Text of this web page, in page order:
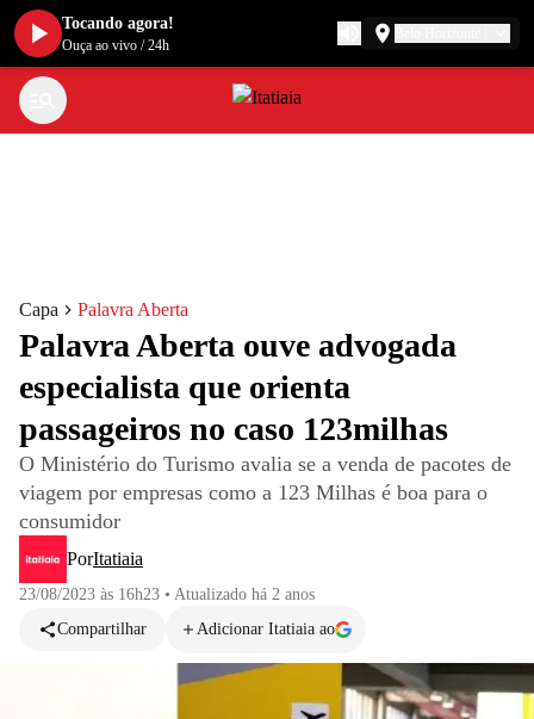
Capa Palavra Aberta
Palavra Aberta ouve advogada
especialista que orienta
passageiros no caso 123milhas
O Ministério do Turismo avalia se a venda de pacotes de
viagem por empresas como a 123 Milhas é boa para o
consumidor
PorItatiaia
23/08/2023 às 16h23 • Atualizado há 2 anos
Compartilhar
Adicionar Itatiaia ao
Tocando agora!
Ouça ao vivo /24h